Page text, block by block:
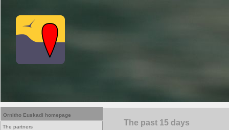
Ornitho Euskadi homepage
The partners The past 15 days